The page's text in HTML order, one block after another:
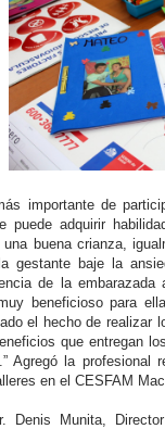
importante de
puede adquirir
una buena crianza,
gestante baje la
de la
beneficioso para
el hecho de realizar
que entregan
Agregó la profesional
en el CESFAM
Denis Munita,